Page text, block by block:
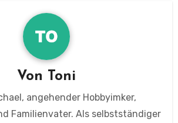
Von Toni
angehender Hobbyimker,
Familienvater. Als selbstständiger